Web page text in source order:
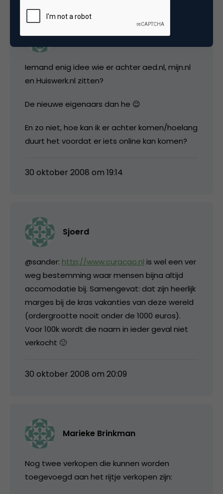
Henk
Iemand enig idee wie er achter aed.nl, mijn.nl
en Huiswerk.nl zitten?
De nieuwe eigenaars dan he 😉
En zo niet, hoe kan ik er achter komen/hoelang
duurt het voordat er iets online kan komen?
30 oktober 2008 om 19:14
Sjoerd
@sander: http://www.curacao.nl is wel een ver
weg bestemming waar mensen bijna altijd
accomodatie bij. Samengevat: dat zijn heerlijk
marges bij de kras vakanties van deze wereld
(ordergrootte nooit onder de 1000 euros).
Voor 100k wordt die naam in ieder geval niet
verkocht 🙂
30 oktober 2008 om 20:09
Marieke Brinkman
Nog twee verkopen die kunnen worden
toegevoegd aan het rijtje verkopen zijn: